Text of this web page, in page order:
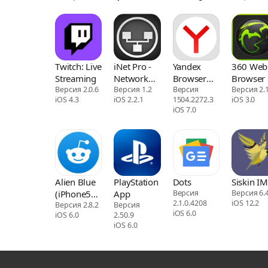
Twitch: Live
Streaming
Версия 2.0.6
iOS 4.3
iNet Pro -
Network
Scanner
Версия 1.2
iOS 2.2.1
Yandex
Browser
for iPad
Версия
1504.2272.3
iOS 7.0
360 Web
Download
Manager
Sync
Версия 2.1
iOS 3.0
Alien Blue
(iPhone5
support)
Версия 2.8.2
iOS 6.0
PlayStation
App
Версия
2.50.9
iOS 6.0
Dots
Версия
2.1.0.4208
iOS 6.0
Siskin IM
Версия
iOS 12.2